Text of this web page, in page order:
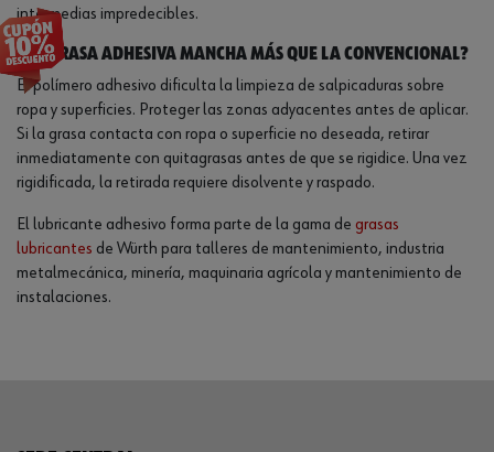
intermedias impredecibles.
¿La grasa adhesiva mancha más que la convencional?
El polímero adhesivo dificulta la limpieza de salpicaduras sobre
ropa y superficies. Proteger las zonas adyacentes antes de aplicar.
Si la grasa contacta con ropa o superficie no deseada, retirar
inmediatamente con quitagrasas antes de que se rigidice. Una vez
rigidificada, la retirada requiere disolvente y raspado.
El lubricante adhesivo forma parte de la gama de grasas
lubricantes de Würth para talleres de mantenimiento, industria
metalmecánica, minería, maquinaria agrícola y mantenimiento de
instalaciones.